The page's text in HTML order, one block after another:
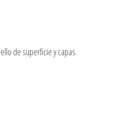
de superficie y capas.